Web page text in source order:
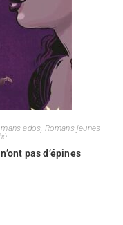
ados Romans jeunes
pas d’épines